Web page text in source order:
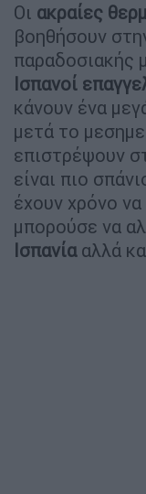
Οι ακραίες
βοηθήσουν
παραδοσιακής
Ισπανοί
κάνουν ένα
μετά το
επιστρέψουν
είναι πιο
έχουν χρόνο
μπορούσε να
Ισπανίααλλά